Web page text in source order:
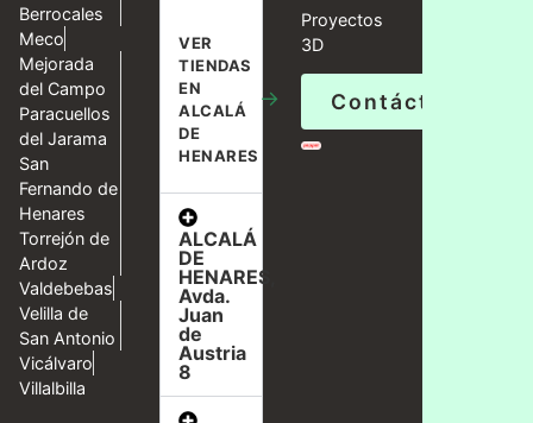
Berrocales
Meco
Mejorada
del Campo
Paracuellos
del Jarama
San
Fernando de
Henares
Torrejón de
Ardoz
Valdebebas
Velilla de
San Antonio
Vicálvaro
Villalbilla
VER
TIENDAS
EN
ALCALÁ
DE
HENARES
→
ALCALÁ
DE
HENARES,
Avda.
Juan
de
Austria
8
Proyectos
3D
Contáctanos